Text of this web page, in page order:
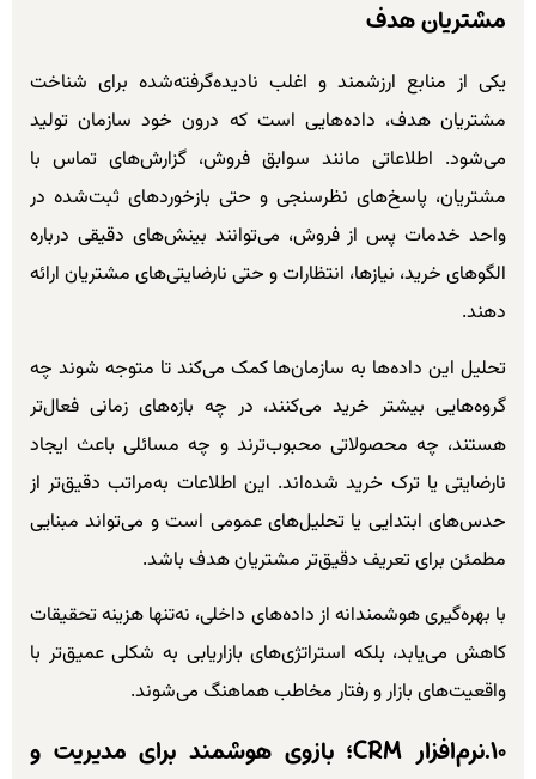
مشتریان هدف
یکی از منابع ارزشمند و اغلب نادیده‌گرفته‌شده برای شناخت
مشتریان هدف، داده‌هایی است که درون خود سازمان تولید
می‌شود. اطلاعاتی مانند سوابق فروش، گزارش‌های تماس با
مشتریان، پاسخ‌های نظرسنجی و حتی بازخوردهای ثبت‌شده در
واحد خدمات پس از فروش، می‌توانند بینش‌های دقیقی درباره
الگوهای خرید، نیازها، انتظارات و حتی نارضایتی‌های مشتریان ارائه
دهند.
تحلیل این داده‌ها به سازمان‌ها کمک می‌کند تا متوجه شوند چه
گروه‌هایی بیشتر خرید می‌کنند، در چه بازه‌های زمانی فعال‌تر
هستند، چه محصولاتی محبوب‌ترند و چه مسائلی باعث ایجاد
نارضایتی یا ترک خرید شده‌اند. این اطلاعات به‌مراتب دقیق‌تر از
حدس‌های ابتدایی یا تحلیل‌های عمومی است و می‌تواند مبنایی
مطمئن برای تعریف دقیق‌تر مشتریان هدف باشد.
با بهره‌گیری هوشمندانه از داده‌های داخلی، نه‌تنها هزینه تحقیقات
کاهش می‌یابد، بلکه استراتژی‌های بازاریابی به شکلی عمیق‌تر با
واقعیت‌های بازار و رفتار مخاطب هماهنگ می‌شوند.
۱۰.نرم‌افزار CRM؛ بازوی هوشمند برای مدیریت و